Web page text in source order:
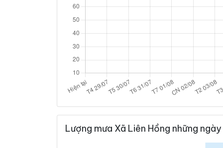
Lượng mưa Xã Liên Hồng những